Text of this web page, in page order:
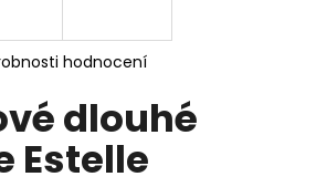
hodnocení
dlouhé
Estelle